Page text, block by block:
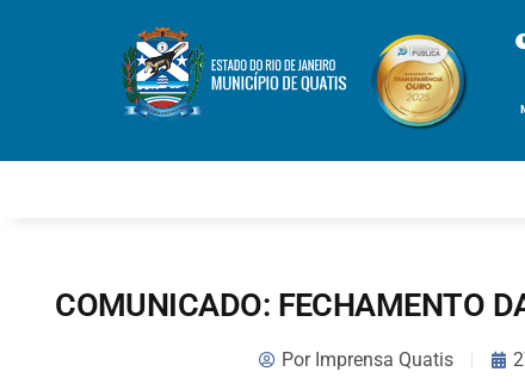
COMUNICADO: FECHAMENTO
PorImprensa Quatis